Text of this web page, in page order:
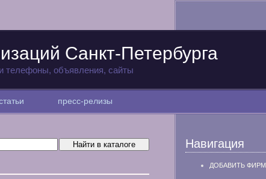
Санкт-Петербурга
телефоны, объявления, сайты
пресс-релизы
Навигация
ДОБАВИТЬ